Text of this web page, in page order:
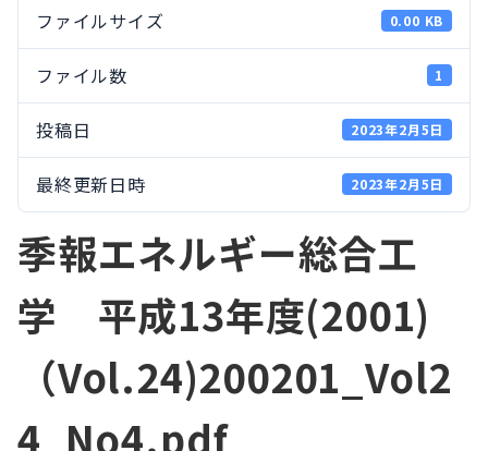
ファイルサイズ 0.00 KB
ファイル数 1
投稿日 2023年2月5日
最終更新日時 2023年2月5日
季報エネルギー総合工
学 平成13年度(2001)
（Vol.24)200201_Vol2
4_No4.pdf